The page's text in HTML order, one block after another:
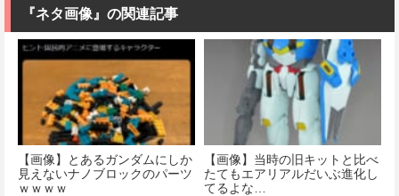
『ネタ画像』の関連記事
【画像】とあるガンダムにしか
見えないナノブロックのパーツ
ｗｗｗｗ
【画像】当時の旧キットと比べ
たてもエアリアルだいぶ進化し
てるよな…